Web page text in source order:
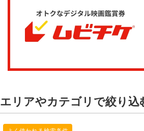
エリアやカテゴリで絞り込